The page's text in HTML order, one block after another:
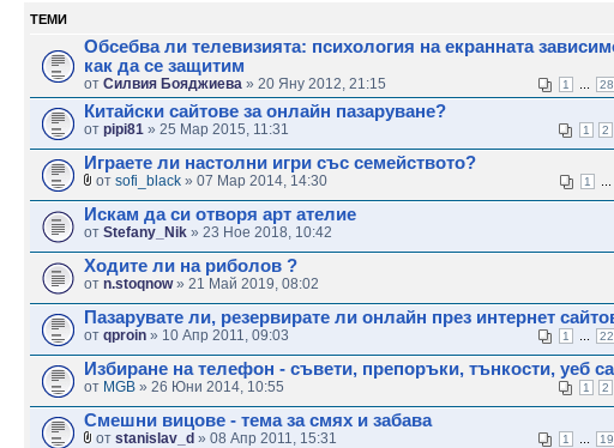
ТЕМИ
Обсебва ли телевизията: психология на екранната
как да се защитим
1 28
от Силвия Бояджиева » 20 Яну 2012, 21:15
Китайски сайтове за онлайн пазаруване?
1 2
от pipi81 » 25 Мар 2015, 11:31
Играете ли настолни игри със семейството?
1
от sofi_black » 07 Мар 2014, 14:30
Искам да си отворя арт ателие
от Stefany_Nik » 23 Ное 2018, 10:42
Ходите ли на риболов ?
от n.stoqnow» 21 Май 2019, 08:02
Пазарувате ли, резервирате ли онлайн през интернет
1 22
от qproin » 10 Апр 2011, 09:03
Избиране на телефон - съвети, препоръки, тънкости, уеб
1 2
от MGB » 26 Юни 2014, 10:55
Смешни вицове - тема за смях и забава
1 19
от stanislav_d » 08 Апр 2011, 15:31